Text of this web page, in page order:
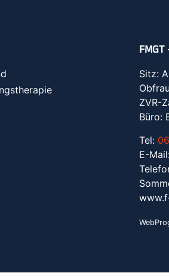
FMGT
Sitz:
ZVR-
Büro:
Tel:
E-